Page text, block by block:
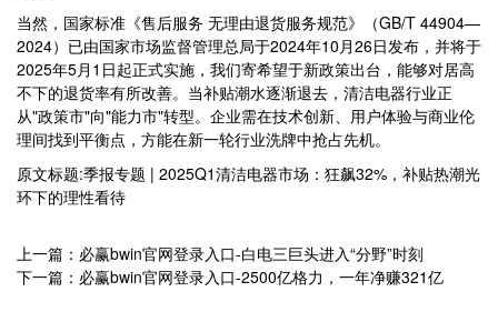
当然，国家标准《售后服务 无理由退货服务规范》（GB/T 44904—
2024）已由国家市场监督管理总局于2024年10月26日发布，并将于
2025年5月1日起正式实施，我们寄希望于新政策出台，能够对居高
不下的退货率有所改善。当补贴潮水逐渐退去，清洁电器行业正
从"政策市"向"能力市"转型。企业需在技术创新、用户体验与商业伦
理间找到平衡点，方能在新一轮行业洗牌中抢占先机。
原文标题:季报专题 | 2025Q1清洁电器市场：狂飙32%，补贴热潮光
环下的理性看待
上一篇：必赢bwin官网登录入口-白电三巨头进入“分野”时刻
下一篇：必赢bwin官网登录入口-2500亿格力，一年净赚321亿